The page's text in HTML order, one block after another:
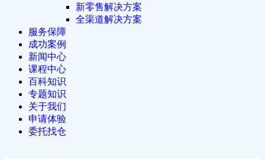
新零售解决方案
全渠道解决方案
服务保障
成功案例
新闻中心
课程中心
百科知识
专题知识
关于我们
申请体验
委托找仓